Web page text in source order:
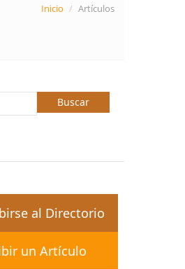
Inicio / Artículos
Buscar
al Directorio
un Artículo